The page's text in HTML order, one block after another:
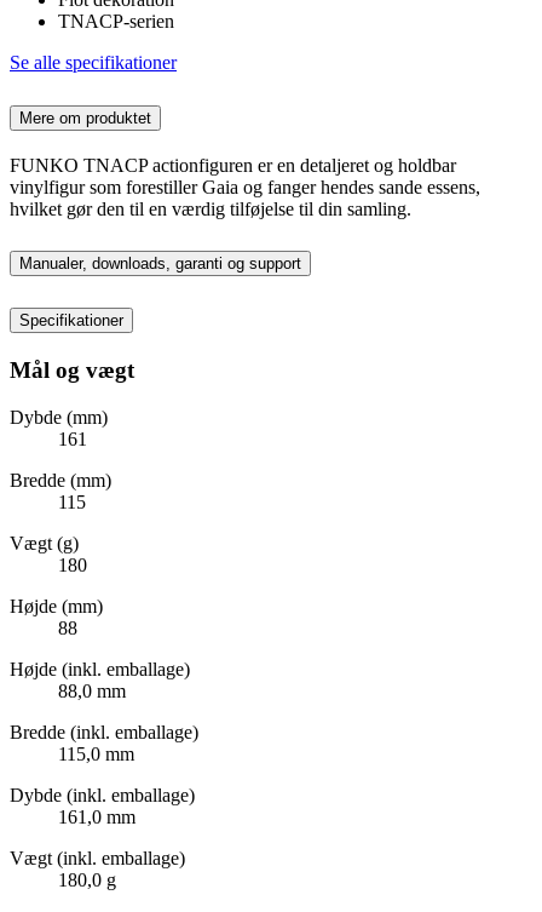
TNACP-serien
Se alle specifikationer
Mere om produktet
FUNKO TNACP actionfiguren er en detaljeret og holdbar
vinylfigur som forestiller Gaia og fanger hendes sande essens,
hvilket gør den til en værdig tilføjelse til din samling.
Manualer, downloads, garanti og support
Specifikationer
Mål og vægt
Dybde (mm)
161
Bredde (mm)
115
Vægt (g)
180
Højde (mm)
88
Højde (inkl. emballage)
88,0 mm
Bredde (inkl. emballage)
115,0 mm
Dybde (inkl. emballage)
161,0 mm
Vægt (inkl. emballage)
180,0 g